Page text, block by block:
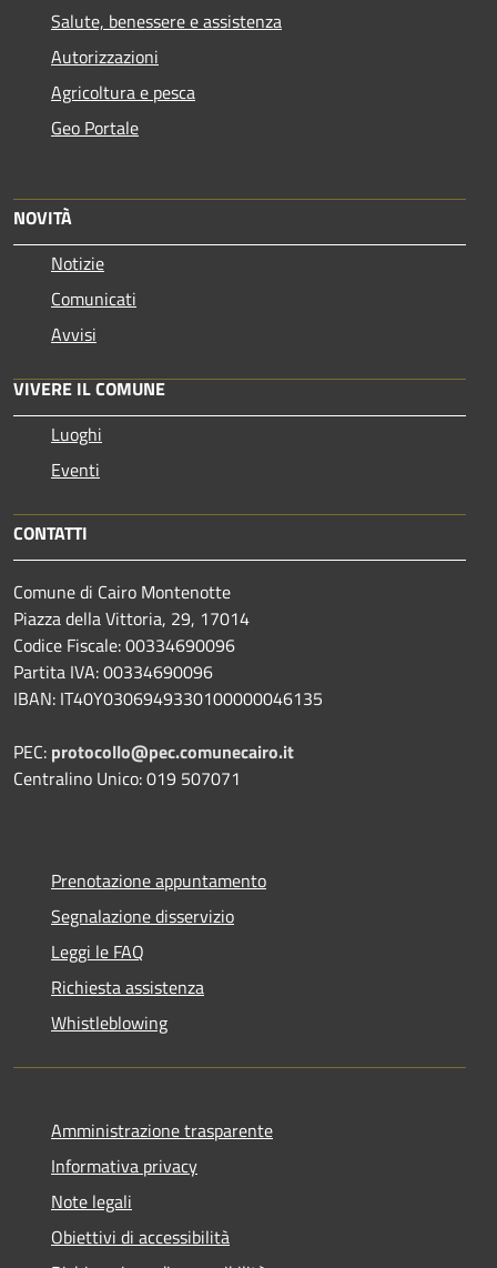
Salute, benessere e assistenza
Autorizzazioni
Agricoltura e pesca
Geo Portale
NOVITÀ
Notizie
Comunicati
Avvisi
VIVERE IL COMUNE
Luoghi
Eventi
CONTATTI
Comune di Cairo Montenotte
Piazza della Vittoria, 29, 17014
Codice Fiscale: 00334690096
Partita IVA: 00334690096
IBAN: IT40Y0306949330100000046135
PEC: protocollo@pec.comunecairo.it
Centralino Unico: 019 507071
Prenotazione appuntamento
Segnalazione disservizio
Leggi le FAQ
Richiesta assistenza
Whistleblowing
Amministrazione trasparente
Informativa privacy
Note legali
Obiettivi di accessibilità